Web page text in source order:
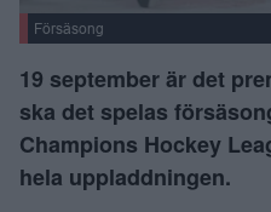
Försäsong
19 september är det
ska det spelas
Champions Hockey
hela uppladdningen.